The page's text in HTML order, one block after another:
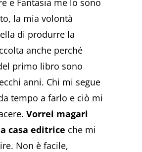
e Fantasia me lo sono
la mia volontà
di produrre la
anche perché
primo libro sono
anni. Chi mi segue
tempo a farlo e ciò mi
Vorrei magari
casa editrice che mi
Non è facile,